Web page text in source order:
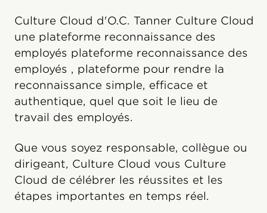
Culture Cloud d'O.C. Tanner Culture Cloud
une plateforme reconnaissance des
employés plateforme reconnaissance des
employés , plateforme pour rendre la
reconnaissance simple, efficace et
authentique, quel que soit le lieu de
travail des employés.
Que vous soyez responsable, collègue ou
dirigeant, Culture Cloud vous Culture
Cloud de célébrer les réussites et les
étapes importantes en temps réel.